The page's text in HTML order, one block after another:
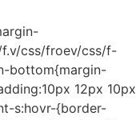
css/froev/css/f-
bottom{margin-
12px 10px
s:hovr-{border-